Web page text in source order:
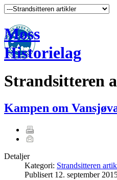
Moss
Historielag
Strandsitteren
Kampen om
Detaljer
Kategori: Strandsitteren
Publisert 12. september